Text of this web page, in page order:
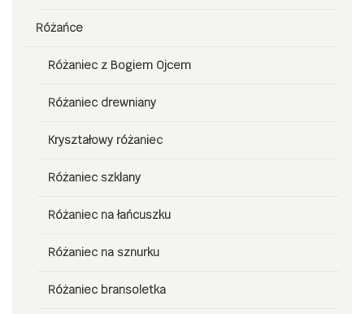
Różańce
Różaniec z Bogiem Ojcem
Różaniec drewniany
Kryształowy różaniec
Różaniec szklany
Różaniec na łańcuszku
Różaniec na sznurku
Różaniec bransoletka